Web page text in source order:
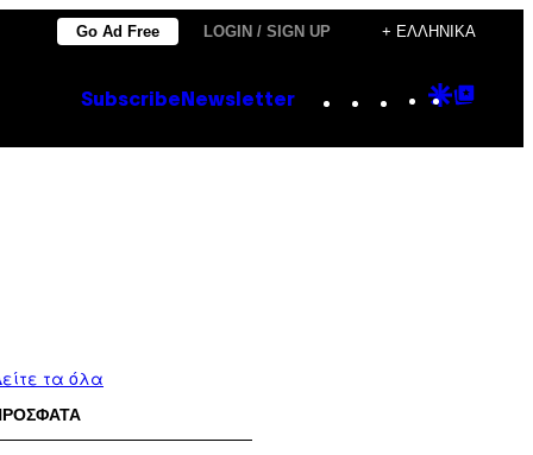
Go Ad Free LOGIN / SIGN UP + ΕΛΛΗΝΙΚΆ
Subscribe Newsletter Instagram
TikTok
YouTube
Google
τα όλα